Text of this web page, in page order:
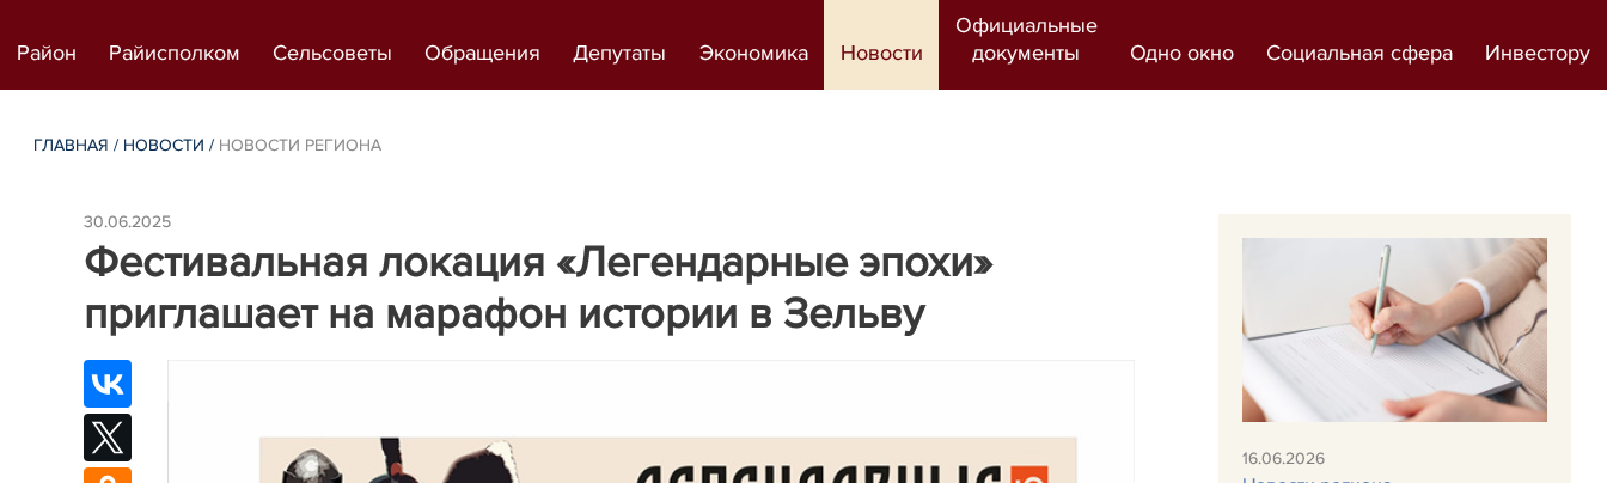
Район Райисполком Сельсоветы Обращения Депутаты Экономика Новости
Официальные
документы
Одно окно Социальная сфера Инвестору
ГЛАВНАЯ / НОВОСТИ / НОВОСТИ РЕГИОНА
30.06.2025
Фестивальная локация «Легендарные эпохи»
приглашает на марафон истории в Зельву
16.06.2026